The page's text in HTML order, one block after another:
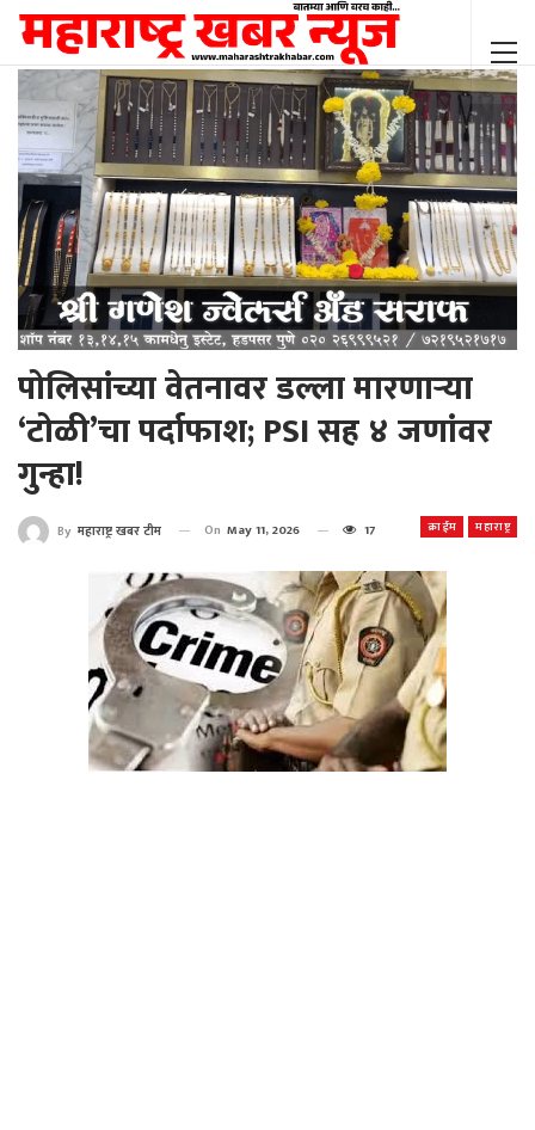
पोलिसांच्या वेतनावर डल्ला मारणाऱ्या
‘टोळी’चा पर्दाफाश; PSI सह ४ जणांवर
गुन्हा!
क्राईम महाराष्ट्र
By महाराष्ट्र खबर टीम On May 11, 2026 17